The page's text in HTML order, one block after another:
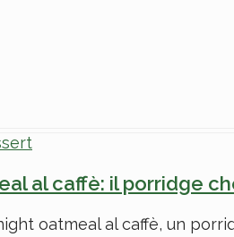
al caffè: il porridge
oatmeal al caffè, un